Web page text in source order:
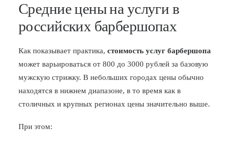
Средние цены на услуги в
российских барбершопах
Как показывает практика, стоимость услуг барбершопа
может варьироваться от 800 до 3000 рублей за базовую
мужскую стрижку. В небольших городах цены обычно
находятся в нижнем диапазоне, в то время как в
столичных и крупных регионах цены значительно выше.
При этом: